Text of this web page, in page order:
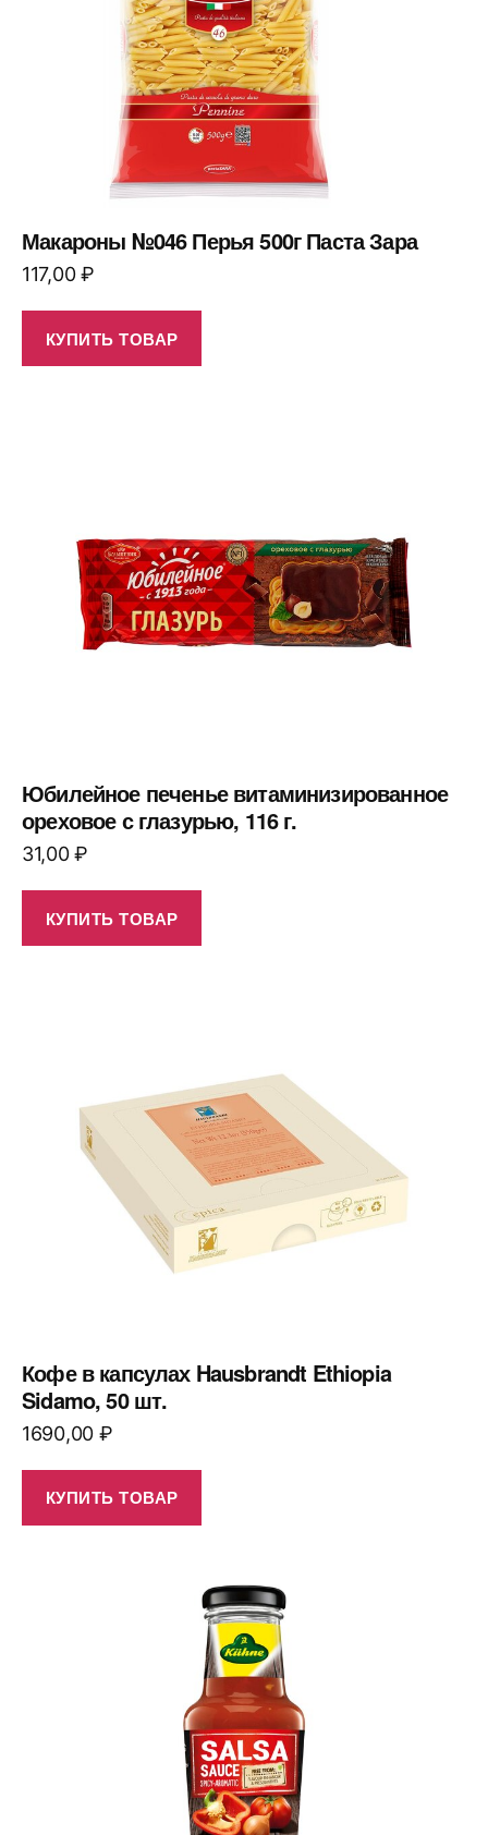
Макароны №046 Перья 500г Паста Зара
117,00₽
КУПИТЬ ТОВАР
Юбилейное печенье витаминизированное
ореховое с глазурью, 116 г.
31,00₽
КУПИТЬ ТОВАР
Кофе в капсулах Hausbrandt Ethiopia
Sidamo, 50 шт.
1690,00 ₽
КУПИТЬ ТОВАР